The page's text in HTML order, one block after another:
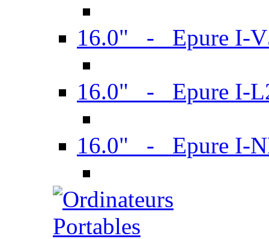
16.0" - Epure I-
16.0" - Epure I-
16.0" - Epure I-